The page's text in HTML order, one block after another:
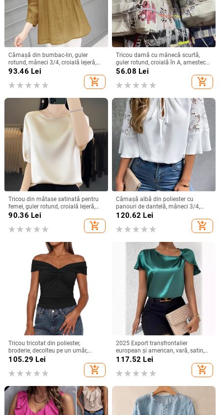
Cămașă din bumbac-lin, guler
rotund, mâneci 3/4, croială lejeră,
stil urban de relaxare
93.46 Lei
add_shopping_cart
Tricou damă cu mânecă scurtă,
guler rotund, croială în A, amestec
poliester-spandex, imprimat și
56.08 Lei
add_shopping_cart
Tricou din mătase satinată pentru
femei, guler rotund, croială lejeră,
mâneci 3/4, top lejer de vară
90.36 Lei
add_shopping_cart
Cămașă albă din poliester cu
panouri de dantelă, mâneci 3/4,
guler rotund, croială lejeră
120.62 Lei
add_shopping_cart
Tricou tricotat din poliester,
broderie, decolteu pe un umăr,
mâneci raglan, croială slim
105.29 Lei
add_shopping_cart
2025 Export transfrontalier
european și american, vară, satin,
cu mânecă scurtă, din satin răsucit,
culoare pură, top versatil, larg,
pentru femei
117.52 Lei
add_shopping_cart